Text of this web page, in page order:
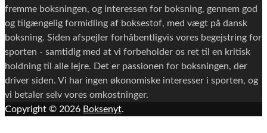
fremme boksningen, og interessen for boksning, gennem god
og tilgængelig formidling af boksestof, med vægt på dansk
boksning. Siden afspejler forhåbentligvis vores begejstring for
sporten - samtidig med at vi forbeholder os ret til en kritisk
holdning til alle lejre. Det er passionen for boksningen, der
driver siden. Vi har ingen økonomiske interesser i sporten, og
vi betaler selv vores omkostninger.
Copyright © 2026 Boksenyt.